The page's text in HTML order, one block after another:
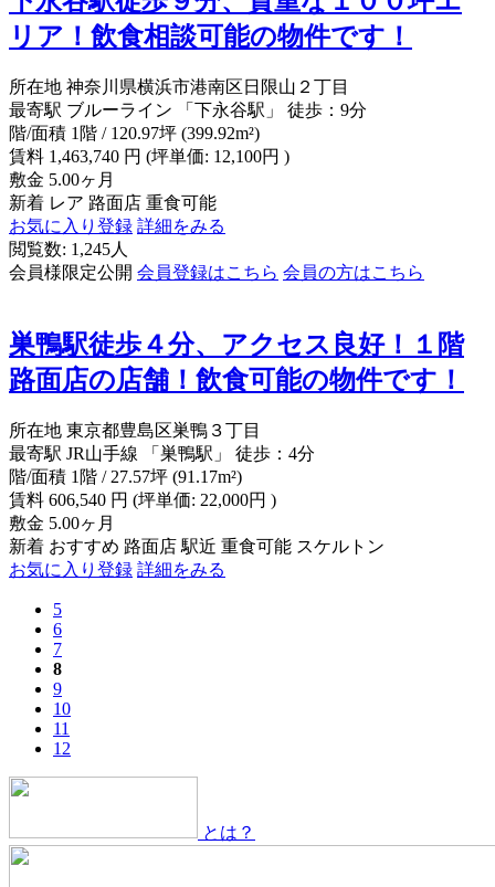
リア！飲食相談可能の物件です！
所在地 神奈川県横浜市港南区日限山２丁目
最寄駅 ブルーライン 「下永谷駅」 徒歩：9分
階/面積 1階 / 120.97坪 (399.92m²)
賃料 1,463,740 円 (坪単価: 12,100円 )
敷金 5.00ヶ月
新着 レア 路面店 重食可能
お気に入り登録 詳細をみる
閲覧数: 1,245人
会員様限定公開 会員登録はこちら 会員の方はこちら
巣鴨駅徒歩４分、アクセス良好！１階
路面店の店舗！飲食可能の物件です！
所在地 東京都豊島区巣鴨３丁目
最寄駅 JR山手線 「巣鴨駅」 徒歩：4分
階/面積 1階 / 27.57坪 (91.17m²)
賃料 606,540 円 (坪単価: 22,000円 )
敷金 5.00ヶ月
新着 おすすめ 路面店 駅近 重食可能 スケルトン
お気に入り登録 詳細をみる
5
6
7
8
9
10
11
12
とは？